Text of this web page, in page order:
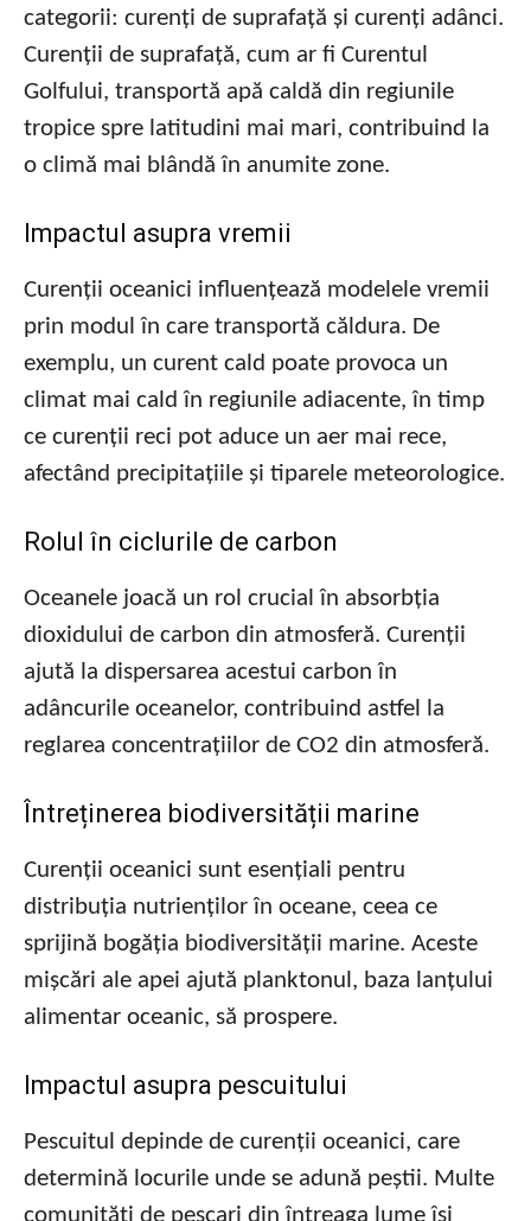
categorii: curenți de suprafață și curenți adânci.
Curenții de suprafață, cum ar fi Curentul
Golfului, transportă apă caldă din regiunile
tropice spre latitudini mai mari, contribuind la
o climă mai blândă în anumite zone.
Impactul asupra vremii
Curenții oceanici influențează modelele vremii
prin modul în care transportă căldura. De
exemplu, un curent cald poate provoca un
climat mai cald în regiunile adiacente, în timp
ce curenții reci pot aduce un aer mai rece,
afectând precipitațiile și tiparele meteorologice.
Rolul în ciclurile de carbon
Oceanele joacă un rol crucial în absorbția
dioxidului de carbon din atmosferă. Curenții
ajută la dispersarea acestui carbon în
adâncurile oceanelor, contribuind astfel la
reglarea concentrațiilor de CO2 din atmosferă.
Întreținerea biodiversității marine
Curenții oceanici sunt esențiali pentru
distribuția nutrienților în oceane, ceea ce
sprijină bogăția biodiversității marine. Aceste
mișcări ale apei ajută planktonul, baza lanțului
alimentar oceanic, să prospere.
Impactul asupra pescuitului
Pescuitul depinde de curenții oceanici, care
determină locurile unde se adună peștii. Multe
comunități de pescari din întreaga lume își